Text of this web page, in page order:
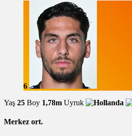
6
Yaş 25 Boy 1,78m Uyruk
Merkez ort.